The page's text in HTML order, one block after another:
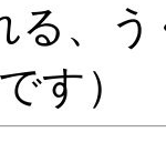
る、う
す）